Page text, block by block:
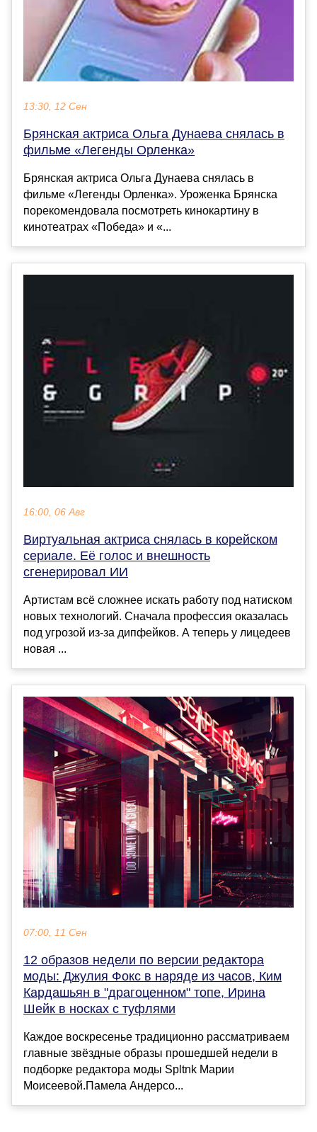
13:30, 12 Сен
Брянская актриса Ольга Дунаева снялась в
фильме «Легенды Орленка»
Брянская актриса Ольга Дунаева снялась в
фильме «Легенды Орленка». Уроженка Брянска
порекомендовала посмотреть кинокартину в
кинотеатрах «Победа» и «...
16:00, 06 Авг
Виртуальная актриса снялась в корейском
сериале. Её голос и внешность
сгенерировал ИИ
Артистам всё сложнее искать работу под натиском
новых технологий. Сначала профессия оказалась
под угрозой из-за дипфейков. А теперь у лицедеев
новая ...
07:00, 11 Сен
12 образов недели по версии редактора
моды: Джулия Фокс в наряде из часов, Ким
Кардашьян в "драгоценном" топе, Ирина
Шейк в носках с туфлями
Каждое воскресенье традиционно рассматриваем
главные звёздные образы прошедшей недели в
подборке редактора моды Spltnk Марии
Моисеевой.Памела Андерсо...